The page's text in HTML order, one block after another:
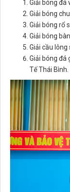
Giải bóng đá
Giải bóng
Giải bóng rổ
Giải bóng
Giải cầu lông
Giải bóng đá
Tế Thái Bình.